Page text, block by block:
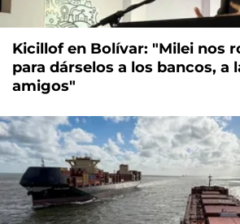
Kicillof en Bolívar: "Milei nos
para dárselos a los bancos, a
amigos"